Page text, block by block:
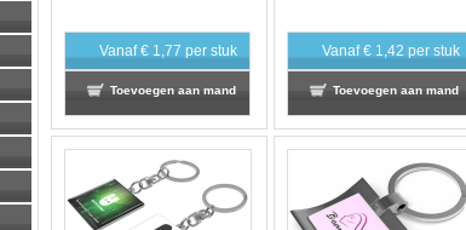
Vanaf€ 1,77 per stuk
Toevoegen aan mand
Vanaf€ 1,42 per stuk
Toevoegen aan mand